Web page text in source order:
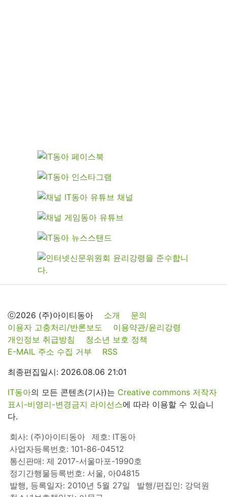
ⓒ2026 (주)아이티동아 소개
문의
이용자 고충처리/반론보도
이용약관/윤리강령
개인정보 취급방침
청소년 보호 정책
E-MAIL 주소 수집 거부
RSS
최종편집일시: 2026.08.06 21:01
IT동아의 모든 콘텐츠(기사)는 Creative commons 저작자
표시-비영리-변경금지 라이선스에 따라 이용할 수 있습니
다.
회사: (주)아이티동아
제호: IT동아
사업자등록번호: 101-86-04512
통신판매: 제 2017-서울마포-1990호
정기간행물등록번호: 서울, 아04815
발행, 등록일자: 2010년 5월 27일
발행/편집인: 강덕원